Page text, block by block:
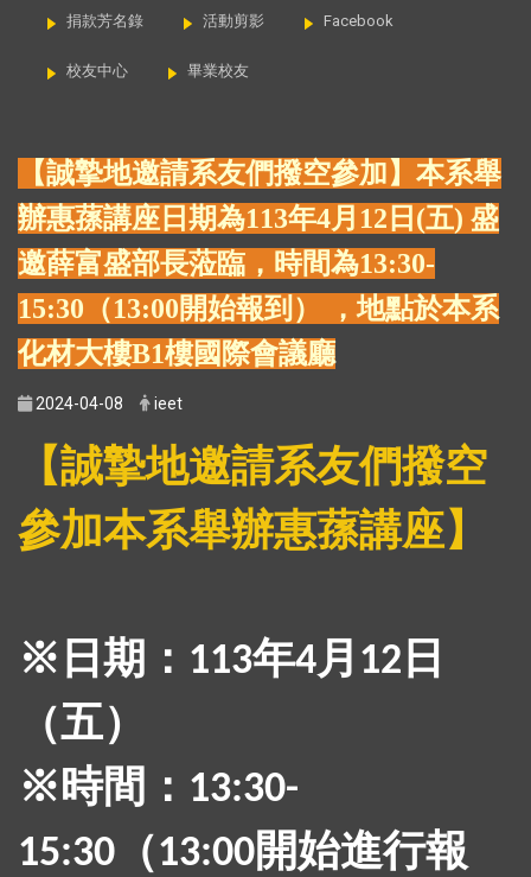
捐款芳名錄 活動剪影 Facebook
校友中心 畢業校友
【誠摯地邀請系友們撥空參加】 本系舉
辦惠蓀講座日期為113年4月12日(五) 盛
邀薛富盛部長蒞臨，時間為13:30-
15:30（13:00開始報到） ，地點於本系
化材大樓B1樓國際會議廳
2024-04-08 ieet
【誠摯地邀請系友們撥空
參加本系舉辦惠蓀講座】
※日期： 113年4月 12 日
（五）
※時間： 13:30-
15:30 （13:00開始進行報